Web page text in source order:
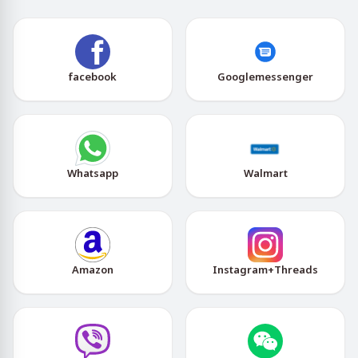
facebook Googlemessenger
Whatsapp Walmart
Amazon Instagram+Threads